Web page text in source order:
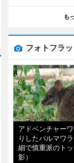
も
フォトフラ
アドベンチャー
りしたパルマワ
細で慎重派のト
影）